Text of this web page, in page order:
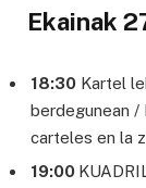
Ekainak
18:30 Kartel
berdegunean /
carteles en la
19:00